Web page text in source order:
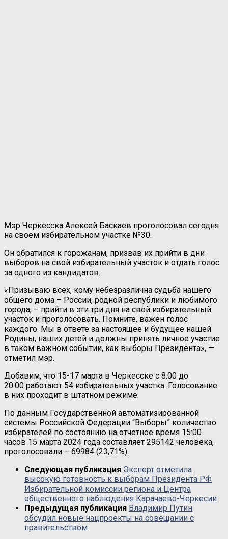
Мэр Черкесска Алексей Баскаев проголосовал сегодня
на своем избирательном участке №30.
Он обратился к горожанам, призвав их прийти в дни
выборов на свой избирательный участок и отдать голос
за одного из кандидатов.
«Призываю всех, кому небезразлична судьба нашего
общего дома – России, родной республики и любимого
города, – прийти в эти три дня на свой избирательный
участок и проголосовать. Помните, важен голос
каждого. Мы в ответе за настоящее и будущее нашей
Родины, наших детей и должны принять личное участие
в таком важном событии, как выборы Президента», —
отметил мэр.
Добавим, что 15-17 марта в Черкесске с 8.00 до
20.00 работают 54 избирательных участка. Голосование
в них проходит в штатном режиме.
По данным Государственной автоматизированной
системы Российской Федерации “Выборы” количество
избирателей по состоянию на отчетное время 15:00
часов 15 марта 2024 года составляет 295142 человека,
проголосовали – 69984 (23,71%).
Следующая публикация Эксперт отметила
высокую готовность к выборам Президента РФ
Избирательной комиссии региона и Центра
общественного наблюдения Карачаево-Черкесии
Предыдущая публикация Владимир Путин
обсудил новые нацпроекты на совещании с
правительством